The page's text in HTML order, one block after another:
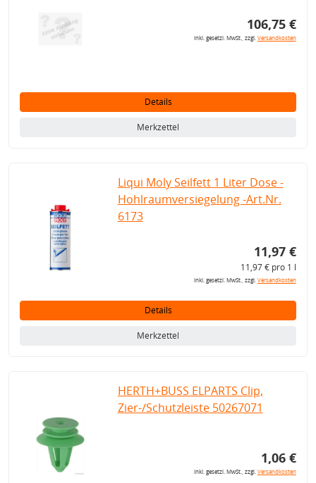
106,75 €
inkl. gesetzl. MwSt., zzgl.Versandkosten
Details
Merkzettel
Liqui Moly Seilfett 1 Liter Dose -
Hohlraumversiegelung -Art.Nr.
6173
11,97 €
11,97 € pro 1 l
inkl. gesetzl. MwSt., zzgl.Versandkosten
Details
Merkzettel
HERTH+BUSS ELPARTS Clip,
Zier-/Schutzleiste 50267071
1,06 €
inkl. gesetzl. MwSt., zzgl.Versandkosten